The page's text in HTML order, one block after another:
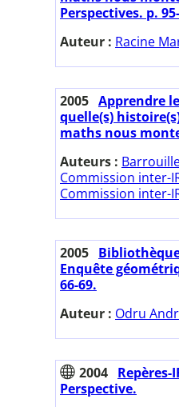
Perspectives. p.
Auteur : Racine
2005 Apprendre
quelle(s)
maths nous
Auteurs :
Commission inter-
Commission inter-
2005
Enquête
66-69.
Auteur : Odru
2004 Repères-
Perspective.